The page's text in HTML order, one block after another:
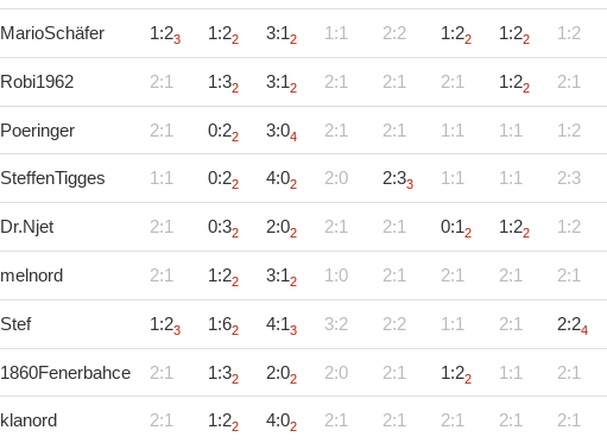
MarioSchäfer 1:23 1:22 3:12 1:1 2:2 1:22 1:22 1:2
Robi1962 2:1 1:32 3:12 2:1 2:1 2:1 1:22 2:1
Poeringer 2:1 0:22 3:04 2:1 2:1 1:1 1:1 1:2
SteffenTigges 1:1 0:22 4:02 2:0 2:33 1:1 1:1 2:3
Dr.Njet 2:1 0:32 2:02 2:1 2:1 0:12 1:22 1:2
melnord 2:1 1:22 3:12 1:0 2:1 2:1 2:1 2:1
Stef 1:23 1:62 4:13 3:2 2:2 1:1 2:1 2:24
1860Fenerbahce 2:1 1:32 2:02 2:0 2:1 1:22 1:1 2:1
klanord 2:1 1:22 4:02 2:1 2:1 2:1 2:1 2:1